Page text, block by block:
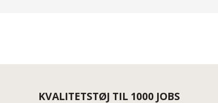
KVALITETSTØJ TIL 1000 JOBS